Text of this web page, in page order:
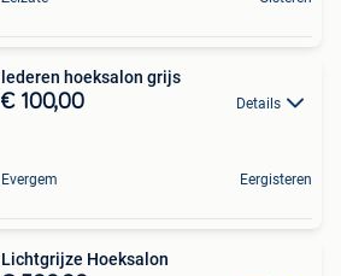
lederen hoeksalon grijs
€ 100,00 Details
Evergem Eergisteren
Lichtgrijze Hoeksalon